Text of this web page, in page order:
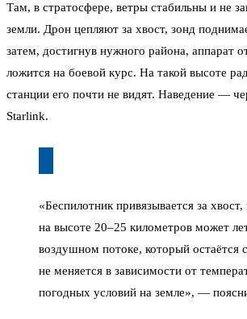
Там, в стратосфере, ветры стабильны и не
земли. Дрон цепляют за хвост, зонд
затем, достигнув нужного района, аппарат
ложится на боевой курс. На такой высоте
станции его почти не видят. Наведение —
Starlink.
«Беспилотник привязывается за
на высоте 20–25 километров может
воздушном потоке, который остаётся
не меняется в зависимости от
погодных условий на земле», —